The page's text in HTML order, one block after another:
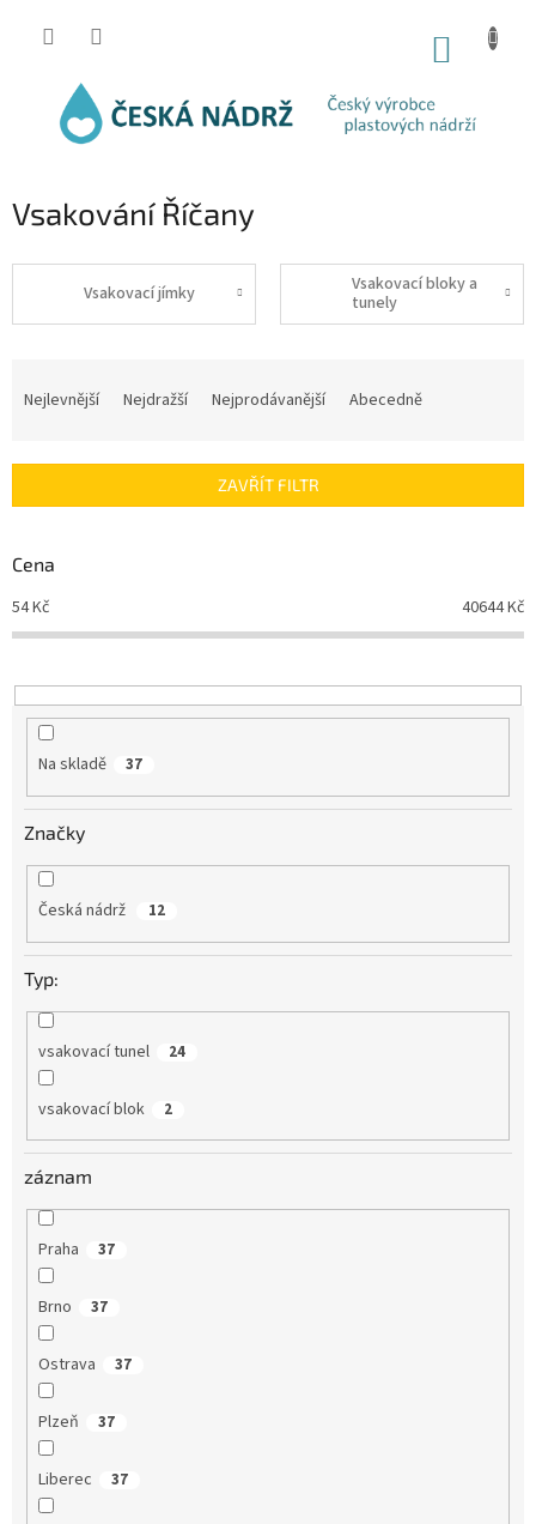
Vsakování Říčany
Vsakovací jímky
Vsakovací bloky a
tunely
í
r
o
d
u
t
ů
Nejlevnější Nejdražší Nejprodávanější Abecedně
ZAVŘÍT FILTR
Cena
54Kč 40644Kč
Na skladě 37
Značky
Česká nádrž 12
Typ:
vsakovací tunel 24
vsakovací blok 2
záznam
Praha 37
Brno 37
Ostrava 37
Plzeň 37
Liberec 37